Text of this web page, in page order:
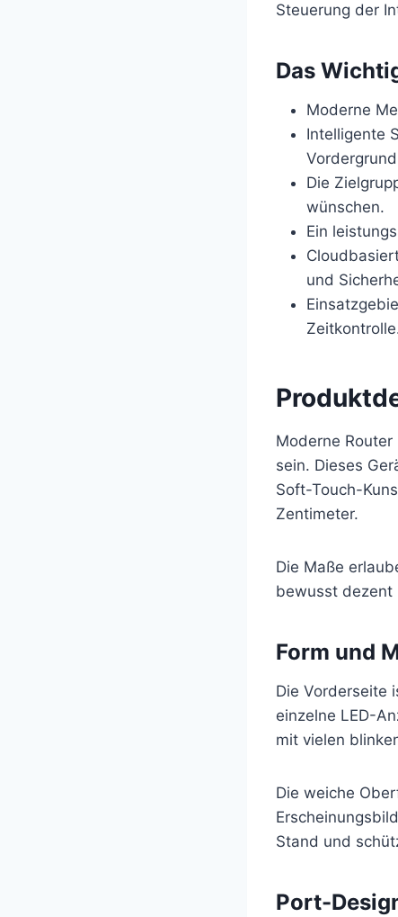
Steuerung der
Das
Moderne
Intelligente
Die
wünschen.
Ein
und
Moderne
sein. Dieses
Soft-Touch-
Zentimeter.
Die Maße
bewusst dezent
Form und
Die Vorderseite
einzelne LED-
mit vielen
Die weiche
Stand und
Port-